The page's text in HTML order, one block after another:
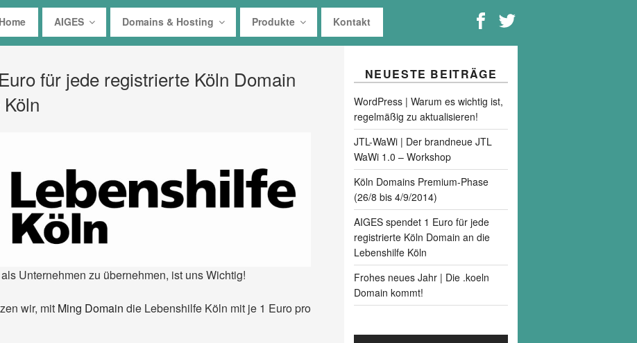
Home AIGES Domains & Hosting Produkte Kontakt
für jede registrierte Köln Domain
Unternehmen zu übernehmen, ist uns Wichtig!
wir, mit Ming Domain die Lebenshilfe Köln mit je 1 Euro pro
NEUESTE BEITRÄGE
WordPress | Warum es wichtig ist,
regelmäßig zu aktualisieren!
JTL-WaWi | Der brandneue JTL
WaWi 1.0 – Workshop
Köln Domains Premium-Phase
(26/8 bis 4/9/2014)
AIGES spendet 1 Euro für jede
registrierte Köln Domain an die
Lebenshilfe Köln
Frohes neues Jahr | Die .koeln
Domain kommt!